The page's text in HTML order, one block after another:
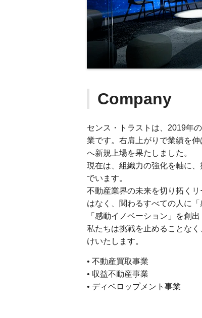
Company
センス・トラストは、2019年
業です。右肩上がりで業績を
へ新規上場を果たしました。
現在は、組織力の強化を軸に
でいます。
不動産業界の未来を切り拓く
はなく、関わるすべての人に
「感動イノベーション」を創
私たちは挑戦を止めることな
けいたします。
• 不動産買取事業
• 収益不動産事業
• ディベロップメント事業